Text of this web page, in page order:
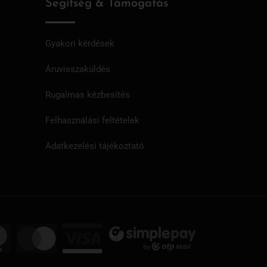
Segítség & Támogatás
Gyakori kérdések
Áruvisszaküldés
Rugalmas kézbesítés
Felhasználási feltételek
Adatkezelési tájékoztató